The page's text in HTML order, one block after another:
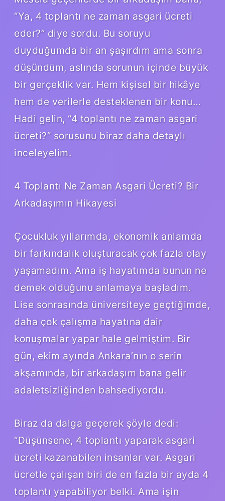
“Ya, 4 toplantı ne zaman asgari ücreti
eder?” diye sordu. Bu soruyu
duyduğumda bir an şaşırdım ama sonra
düşündüm, aslında sorunun içinde büyük
bir gerçeklik var. Hem kişisel bir hikâye
hem de verilerle desteklenen bir konu…
Hadi gelin, “4 toplantı ne zaman asgari
ücreti?” sorusunu biraz daha detaylı
inceleyelim.
4 Toplantı Ne Zaman Asgari Ücreti? Bir
Arkadaşımın Hikayesi
Çocukluk yıllarımda, ekonomik anlamda
bir farkındalık oluşturacak çok fazla olay
yaşamadım. Ama iş hayatımda bunun ne
demek olduğunu anlamaya başladım.
Lise sonrasında üniversiteye geçtiğimde,
daha çok çalışma hayatına dair
konuşmalar yapar hale gelmiştim. Bir
gün, ekim ayında Ankara’nın o serin
akşamında, bir arkadaşım bana gelir
adaletsizliğinden bahsediyordu.
Biraz da dalga geçerek şöyle dedi:
“Düşünsene, 4 toplantı yaparak asgari
ücreti kazanabilen insanlar var. Asgari
ücretle çalışan biri de en fazla bir ayda 4
toplantı yapabiliyor belki. Ama işin